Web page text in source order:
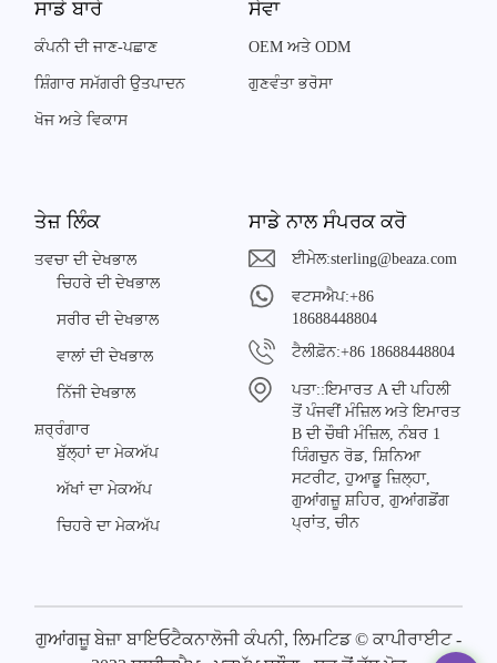
ਸਾਡੇ ਬਾਰੇ
ਕੰਪਨੀ ਦੀ ਜਾਣ-ਪਛਾਣ
ਸ਼ਿੰਗਾਰ ਸਮੱਗਰੀ ਉਤਪਾਦਨ
ਖੋਜ ਅਤੇ ਵਿਕਾਸ
ਸੇਵਾ
OEM ਅਤੇ ODM
ਗੁਣਵੰਤਾ ਭਰੋਸਾ
ਤੇਜ਼ ਲਿੰਕ
ਤਵਚਾ ਦੀ ਦੇਖਭਾਲ
ਚਿਹਰੇ ਦੀ ਦੇਖਭਾਲ
ਸਰੀਰ ਦੀ ਦੇਖਭਾਲ
ਵਾਲਾਂ ਦੀ ਦੇਖਭਾਲ
ਨਿੱਜੀ ਦੇਖਭਾਲ
ਸ਼ਰ੍ਰੰਗਾਰ
ਬੁੱਲ੍ਹਾਂ ਦਾ ਮੇਕਅੱਪ
ਅੱਖਾਂ ਦਾ ਮੇਕਅੱਪ
ਚਿਹਰੇ ਦਾ ਮੇਕਅੱਪ
ਸਾਡੇ ਨਾਲ ਸੰਪਰਕ ਕਰੋ
ਈਮੇਲ:sterling@beaza.com
ਵਟਸਐਪ:+86
18688448804
ਟੈਲੀਫ਼ੋਨ:+86 18688448804
ਪਤਾ::ਇਮਾਰਤ A ਦੀ ਪਹਿਲੀ
ਤੋਂ ਪੰਜਵੀਂ ਮੰਜ਼ਿਲ ਅਤੇ ਇਮਾਰਤ
B ਦੀ ਚੌਥੀ ਮੰਜ਼ਿਲ, ਨੰਬਰ 1
ਯਿੰਗਚੁਨ ਰੋਡ, ਸ਼ਿਨਿਆ
ਸਟਰੀਟ, ਹੁਆਡੂ ਜ਼ਿਲ੍ਹਾ,
ਗੁਆਂਗਜ਼ੂ ਸ਼ਹਿਰ, ਗੁਆਂਗਡੋਂਗ
ਪ੍ਰਾਂਤ, ਚੀਨ
ਗੁਆਂਗਜ਼ੂ ਬੇਜ਼ਾ ਬਾਇਓਟੈਕਨਾਲੋਜੀ ਕੰਪਨੀ, ਲਿਮਟਿਡ © ਕਾਪੀਰਾਈਟ -